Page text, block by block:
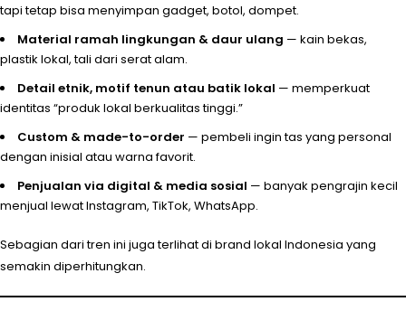
tapi tetap bisa menyimpan gadget, botol, dompet.
Material ramah lingkungan & daur ulang — kain bekas,
plastik lokal, tali dari serat alam.
Detail etnik, motif tenun atau batik lokal — memperkuat
identitas “produk lokal berkualitas tinggi.”
Custom & made-to-order — pembeli ingin tas yang personal
dengan inisial atau warna favorit.
Penjualan via digital & media sosial — banyak pengrajin kecil
menjual lewat Instagram, TikTok, WhatsApp.
Sebagian dari tren ini juga terlihat di brand lokal Indonesia yang
semakin diperhitungkan.